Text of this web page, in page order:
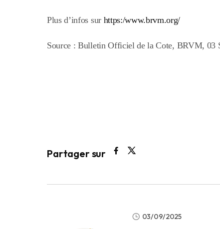
Plus d’infos sur https:/www.brvm.org/
Source : Bulletin Officiel de la Cote, BRVM, 03
Partager sur
03/09/2025